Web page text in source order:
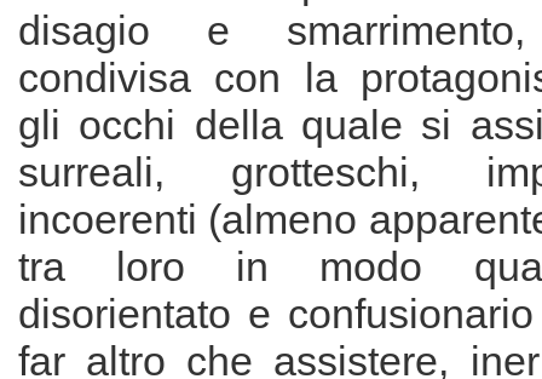
disagio e smarrimento,
condivisa con la
gli occhi della quale si
surreali, grotteschi,
incoerenti (almeno
tra loro in modo
disorientato e
far altro che assistere,